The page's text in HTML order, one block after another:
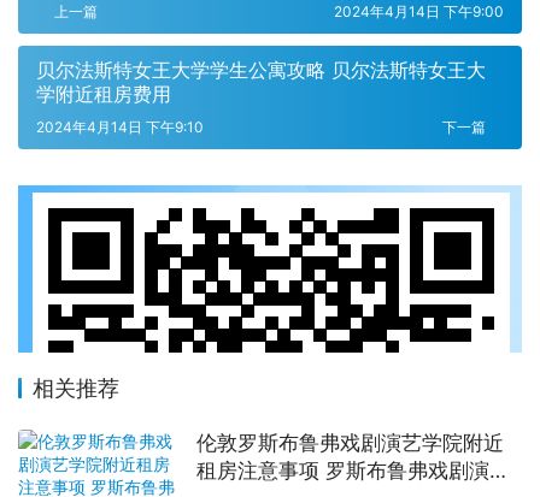
上一篇 2024年4月14日 下午9:00
贝尔法斯特女王大学学生公寓攻略 贝尔法斯特女王大
学附近租房费用
下一篇
2024年4月14日 下午9:10
相关推荐
伦敦罗斯布鲁弗戏剧演艺学院附近
租房注意事项 罗斯布鲁弗戏剧演艺